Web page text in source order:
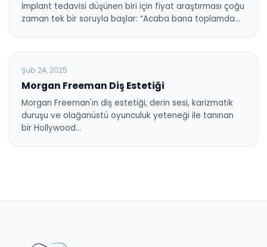
İmplant tedavisi düşünen biri için fiyat araştırması çoğu
zaman tek bir soruyla başlar: “Acaba bana toplamda…
BLOG
Şub 24, 2025
Morgan Freeman Diş Estetiği
Morgan Freeman'ın diş estetiği, derin sesi, karizmatik
duruşu ve olağanüstü oyunculuk yeteneği ile tanınan
bir Hollywood…